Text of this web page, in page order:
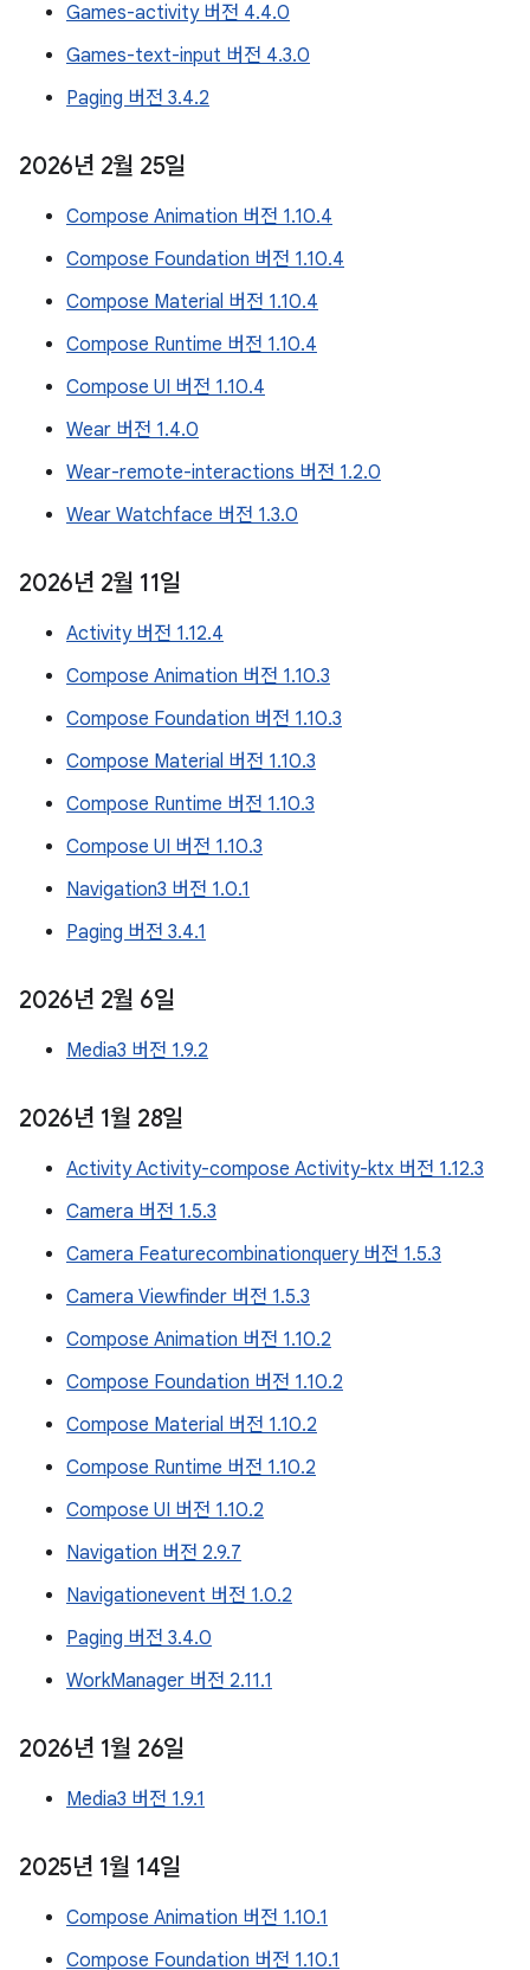
Games-activity 버전 4.4.0
Games-text-input 버전 4.3.0
Paging 버전 3.4.2
2026년 2월 25일
Compose Animation 버전 1.10.4
Compose Foundation 버전 1.10.4
Compose Material 버전 1.10.4
Compose Runtime 버전 1.10.4
Compose UI 버전 1.10.4
Wear 버전 1.4.0
Wear-remote-interactions 버전 1.2.0
Wear Watchface 버전 1.3.0
2026년 2월 11일
Activity 버전 1.12.4
Compose Animation 버전 1.10.3
Compose Foundation 버전 1.10.3
Compose Material 버전 1.10.3
Compose Runtime 버전 1.10.3
Compose UI 버전 1.10.3
Navigation3 버전 1.0.1
Paging 버전 3.4.1
2026년 2월 6일
Media3 버전 1.9.2
2026년 1월 28일
Activity Activity-compose Activity-ktx 버전 1.12.3
Camera 버전 1.5.3
Camera Featurecombinationquery 버전 1.5.3
Camera Viewfinder 버전 1.5.3
Compose Animation 버전 1.10.2
Compose Foundation 버전 1.10.2
Compose Material 버전 1.10.2
Compose Runtime 버전 1.10.2
Compose UI 버전 1.10.2
Navigation 버전 2.9.7
Navigationevent 버전 1.0.2
Paging 버전 3.4.0
WorkManager 버전 2.11.1
2026년 1월 26일
Media3 버전 1.9.1
2025년 1월 14일
Compose Animation 버전 1.10.1
Compose Foundation 버전 1.10.1